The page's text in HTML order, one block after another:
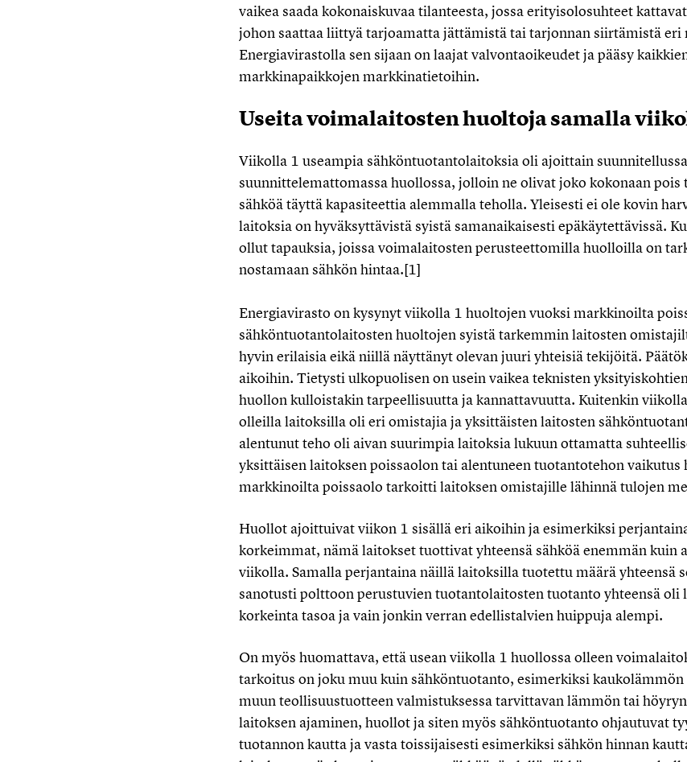
vaikea saada kokonaiskuvaa tilanteesta, jossa erityisolosuhteet
johon saattaa liittyä tarjoamatta jättämistä tai tarjonnan siirtämistä
Energiavirastolla sen sijaan on laajat valvontaoikeudet ja pääsy
markkinapaikkojen markkinatietoihin.
Useita voimalaitosten huoltoja samalla
Viikolla 1 useampia sähköntuotantolaitoksia oli ajoittain
suunnittelemattomassa huollossa, jolloin ne olivat joko kokonaan
sähköä täyttä kapasiteettia alemmalla teholla. Yleisesti ei ole kovin
laitoksia on hyväksyttävistä syistä samanaikaisesti epäkäytettävissä.
ollut tapauksia, joissa voimalaitosten perusteettomilla huolloilla on
nostamaan sähkön hintaa.[1]
Energiavirasto on kysynyt viikolla 1 huoltojen vuoksi markkinoilta
sähköntuotantolaitosten huoltojen syistä tarkemmin laitosten
hyvin erilaisia eikä niillä näyttänyt olevan juuri yhteisiä tekijöitä.
aikoihin. Tietysti ulkopuolisen on usein vaikea teknisten
huollon kulloistakin tarpeellisuutta ja kannattavuutta. Kuitenkin
olleilla laitoksilla oli eri omistajia ja yksittäisten laitosten
alentunut teho oli aivan suurimpia laitoksia lukuun ottamatta
yksittäisen laitoksen poissaolon tai alentuneen tuotantotehon vaikutus
markkinoilta poissaolo tarkoitti laitoksen omistajille lähinnä tulojen
Huollot ajoittuivat viikon 1 sisällä eri aikoihin ja esimerkiksi
korkeimmat, nämä laitokset tuottivat yhteensä sähköä enemmän kuin
viikolla. Samalla perjantaina näillä laitoksilla tuotettu määrä yhteensä
sanotusti polttoon perustuvien tuotantolaitosten tuotanto yhteensä oli
korkeinta tasoa ja vain jonkin verran edellistalvien huippuja alempi.
On myös huomattava, että usean viikolla 1 huollossa olleen
tarkoitus on joku muu kuin sähköntuotanto, esimerkiksi
muun teollisuustuotteen valmistuksessa tarvittavan lämmön tai
laitoksen ajaminen, huollot ja siten myös sähköntuotanto ohjautuvat
tuotannon kautta ja vasta toissijaisesti esimerkiksi sähkön hinnan